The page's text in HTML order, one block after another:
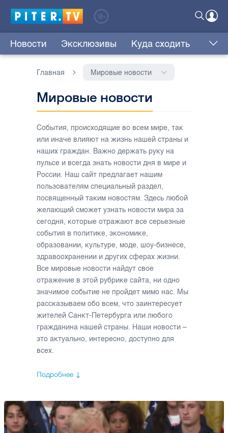
Новости Эксклюзивы Куда сходить
Главная Мировые новости
Мировые новости
События, происходящие во всем мире, так
или иначе влияют на жизнь нашей страны и
наших граждан. Важно держать руку на
пульсе и всегда знать новости дня в мире и
России. Наш сайт предлагает нашим
пользователям специальный раздел,
посвященный таким новостям. Здесь любой
желающий сможет узнать новости мира за
сегодня, которые отражают все серьезные
события в политике, экономике,
образовании, культуре, моде, шоу-бизнесе,
здравоохранении и других сферах жизни.
Все мировые новости найдут свое
отражение в этой рубрике сайта, ни одно
значимое событие не пройдет мимо нас. Мы
рассказываем обо всем, что заинтересует
жителей Санкт-Петербурга или любого
гражданина нашей страны. Наши новости –
это актуально, интересно, доступно для
всех.
Подробнее ↓